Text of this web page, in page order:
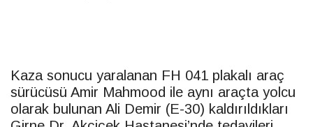
Kaza sonucu yaralanan FH 041 plakalı araç
sürücüsü Amir Mahmood ile aynı araçta yolcu
olarak bulunan Ali Demir (E-30) kaldırıldıkları